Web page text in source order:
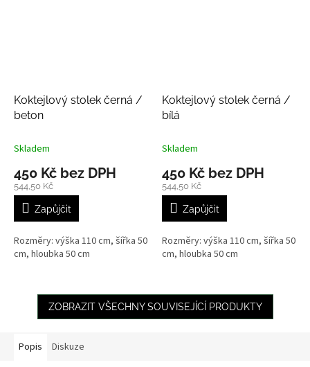
Koktejlový stolek černá /
beton
Skladem
450 Kč bez DPH
544,50 Kč
Zapůjčit
Rozměry: výška 110 cm, šířka 50
cm, hloubka 50 cm
Koktejlový stolek černá /
bílá
Skladem
450 Kč bez DPH
544,50 Kč
Zapůjčit
Rozměry: výška 110 cm, šířka 50
cm, hloubka 50 cm
ZOBRAZIT VŠECHNY SOUVISEJÍCÍ PRODUKTY
Popis Diskuze